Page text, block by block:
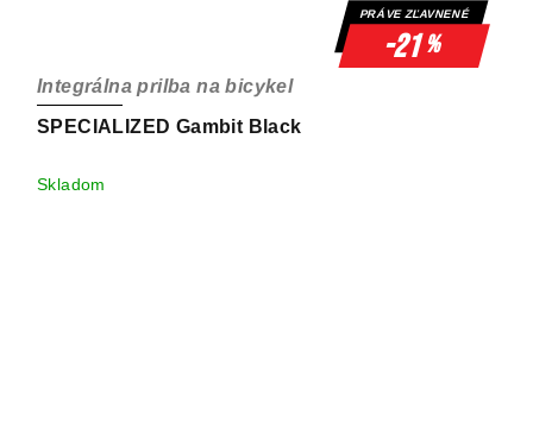
PRÁVE ZĽAVNENÉ
-21%
SPECIALIZED Gambit Black
Integrálna prilba na bicykel
Skladom